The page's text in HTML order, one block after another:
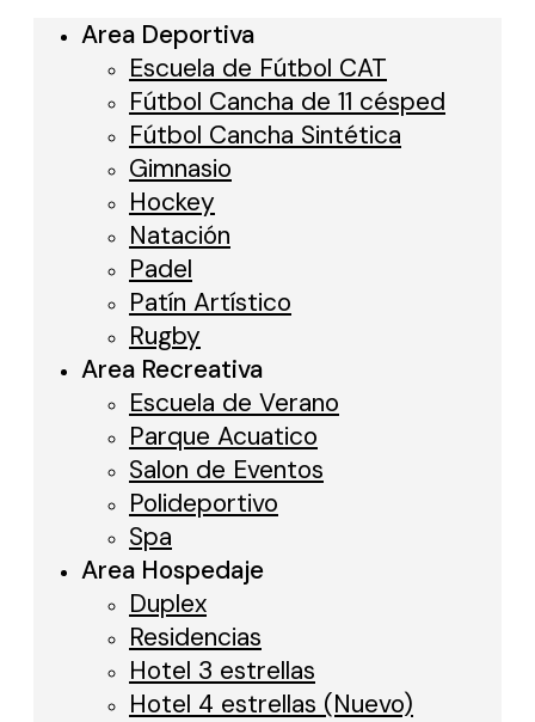
Area Deportiva
Escuela de Fútbol CAT
Fútbol Cancha de 11 césped
Fútbol Cancha Sintética
Gimnasio
Hockey
Natación
Padel
Patín Artístico
Rugby
Area Recreativa
Escuela de Verano
Parque Acuatico
Salon de Eventos
Polideportivo
Spa
Area Hospedaje
Duplex
Residencias
Hotel 3 estrellas
Hotel 4 estrellas (Nuevo)